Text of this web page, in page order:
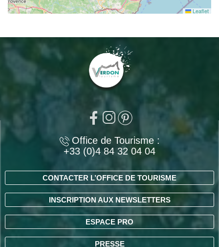
Leaflet
Office de Tourisme :
+33 (0)4 84 32 04 04
CONTACTER L’OFFICE DE TOURISME
INSCRIPTION AUX NEWSLETTERS
ESPACE PRO
PRESSE